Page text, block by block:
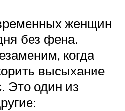
женщин
без фена.
когда
высыхание
Это один из